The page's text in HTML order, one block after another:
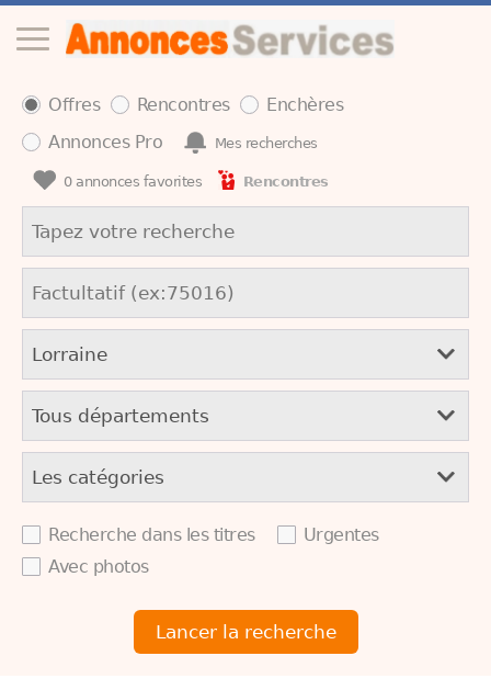
Offres Rencontres
Enchères
Annonces Pro
Mes recherches
0annonces favorites Rencontres
Recherche dans les titres
Urgentes
Avec photos